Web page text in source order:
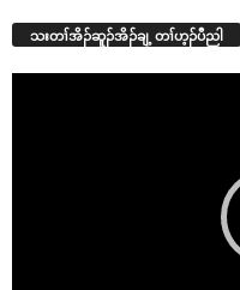
သးတၢ်အိၣ်ဆူၣ်အိၣ်ချ့ တၢ်ဟ့ၣ်ပီညါ